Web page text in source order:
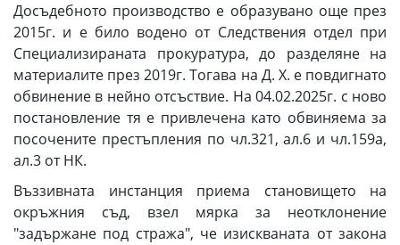
Досъдебното производство е образувано още през
2015г. и е било водено от Следствения отдел при
Специализираната прокуратура, до разделяне на
материалите през 2019г. Тогава на Д. Х. е повдигнато
обвинение в нейно отсъствие. На 04.02.2025г. с ново
постановление тя е привлечена като обвиняема за
посочените престъпления по чл.321, ал.6 и чл.159а,
ал.3 от НК.
Въззивната инстанция приема становището на
окръжния съд, взел мярка за неотклонение
"задържане под стража", че изискваната от закона